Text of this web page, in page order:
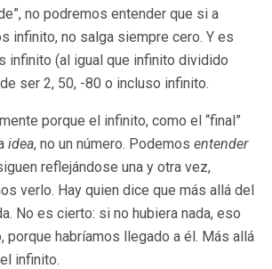
no podremos entender que si a
infinito, no salga siempre cero. Y es
infinito (al igual que infinito dividido
ser 2, 50, -80 o incluso infinito.
porque el infinito, como el “final”
idea, no un número. Podemos entender
reflejándose una y otra vez,
verlo. Hay quien dice que más allá del
No es cierto: si no hubiera nada, eso
porque habríamos llegado a él. Más allá
infinito.